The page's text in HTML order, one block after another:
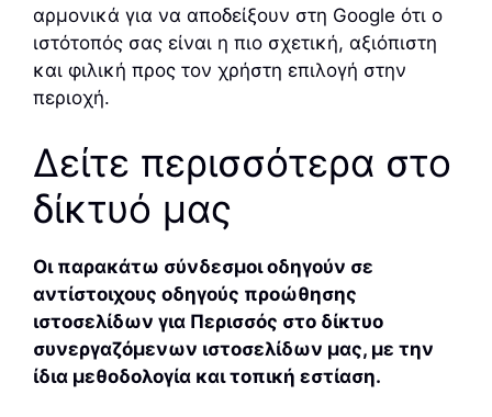
αρμονικά για να αποδείξουν στη Google ότι ο
ιστότοπός σας είναι η πιο σχετική, αξιόπιστη
και φιλική προς τον χρήστη επιλογή στην
περιοχή.
Δείτε περισσότερα στο
δίκτυό μας
Οι παρακάτω σύνδεσμοι οδηγούν σε
αντίστοιχους οδηγούς προώθησης
ιστοσελίδων για Περισσός στο δίκτυο
συνεργαζόμενων ιστοσελίδων μας, με την
ίδια μεθοδολογία και τοπική εστίαση.